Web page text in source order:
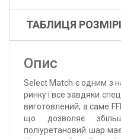
ТАБЛИЦЯ
Опис
Select Match є одним з
ринку і все завдяки
виготовлений, а саме
що дозволяє
поліуретановий шар